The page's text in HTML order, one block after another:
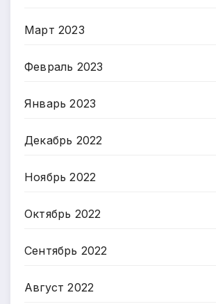
Март 2023
Февраль 2023
Январь 2023
Декабрь 2022
Ноябрь 2022
Октябрь 2022
Сентябрь 2022
Август 2022